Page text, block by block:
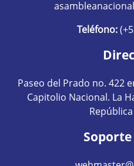
Teléfono:
Paseo del Prado no. 422
Capitolio Nacional. La
Soporte